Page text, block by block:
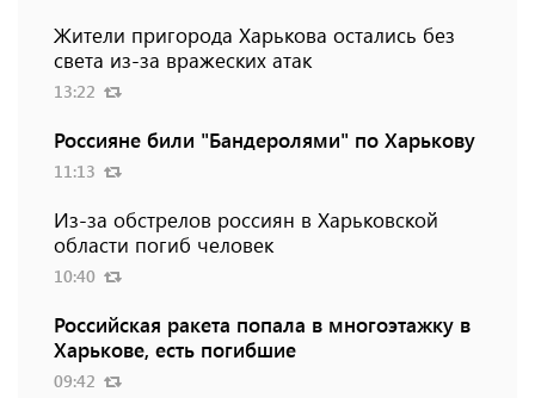
Жители пригорода Харькова остались без
света из-за вражеских атак
13:22
Россияне били "Бандеролями" по Харькову
11:13
Из-за обстрелов россиян в Харьковской
области погиб человек
10:40
Российская ракета попала в многоэтажку в
Харькове, есть погибшие
09:42